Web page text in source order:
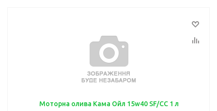
Моторна олива Кама Ойл 15w40 SF/CC 1 л